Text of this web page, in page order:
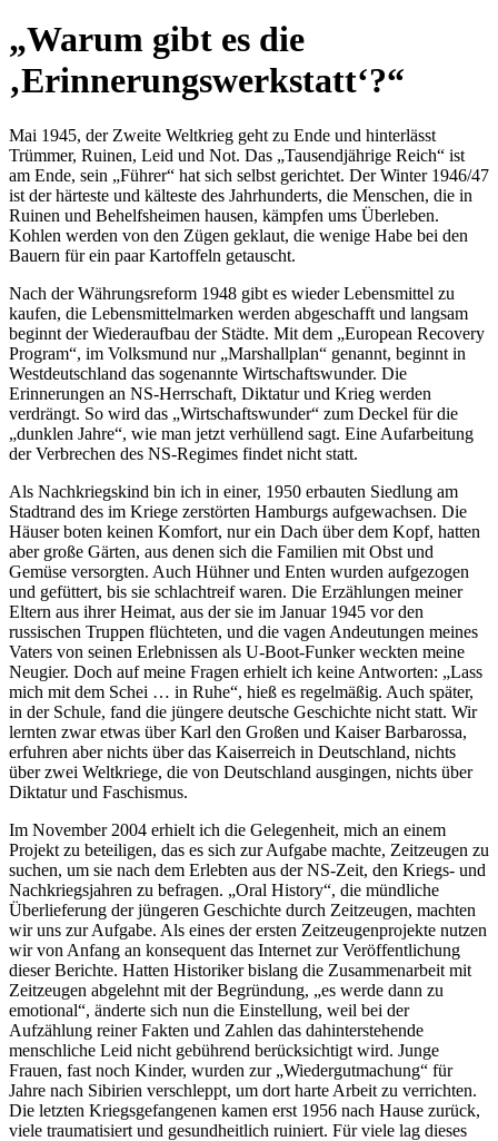
Warum gibt es die
Erinnerungswerkstatt ?
Mai 1945, der Zweite Weltkrieg geht zu Ende und hinterlässt
Trümmer, Ruinen, Leid und Not. Das
Tausendjährige Reich
ist
am Ende, sein
Führer
hat sich selbst gerichtet. Der Winter 1946/47
ist der härteste und kälteste des Jahrhunderts, die Menschen, die in
Ruinen und Behelfsheimen hausen, kämpfen ums Überleben.
Kohlen werden von den Zügen geklaut, die wenige Habe bei den
Bauern für ein paar Kartoffeln getauscht.
Nach der Währungsreform 1948 gibt es wieder Lebensmittel zu
kaufen, die Lebensmittelmarken werden abgeschafft und langsam
beginnt der Wiederaufbau der Städte. Mit dem
European Recovery
Program , im Volksmund nur Marshallplan
genannt, beginnt in
Westdeutschland das sogenannte Wirtschaftswunder. Die
Erinnerungen an NS-Herrschaft, Diktatur und Krieg werden
verdrängt. So wird das
Wirtschaftswunder
zum Deckel für die
dunklen Jahre , wie man jetzt verhüllend sagt. Eine Aufarbeitung
der Verbrechen des NS-Regimes findet nicht statt.
Als Nachkriegskind bin ich in einer, 1950 erbauten Siedlung am
Stadtrand des im Kriege zerstörten Hamburgs aufgewachsen. Die
Häuser boten keinen Komfort, nur ein Dach über dem Kopf, hatten
aber große Gärten, aus denen sich die Familien mit Obst und
Gemüse versorgten. Auch Hühner und Enten wurden aufgezogen
und gefüttert, bis sie schlachtreif waren. Die Erzählungen meiner
Eltern aus ihrer Heimat, aus der sie im Januar 1945 vor den
russischen Truppen flüchteten, und die vagen Andeutungen meines
Vaters von seinen Erlebnissen als U-Boot-Funker weckten meine
Neugier. Doch auf meine Fragen erhielt ich keine Antworten:
Lass
mich mit dem Schei … in Ruhe , hieß es regelmäßig. Auch später,
in der Schule, fand die jüngere deutsche Geschichte nicht statt. Wir
lernten zwar etwas über Karl den Großen und Kaiser Barbarossa,
erfuhren aber nichts über das Kaiserreich in Deutschland, nichts
über zwei Weltkriege, die von Deutschland ausgingen, nichts über
Diktatur und Faschismus.
Im November 2004 erhielt ich die Gelegenheit, mich an einem
Projekt zu beteiligen, das es sich zur Aufgabe machte, Zeitzeugen zu
suchen, um sie nach dem Erlebten aus der NS-Zeit, den Kriegs- und
Nachkriegsjahren zu befragen.
Oral History , die mündliche
Überlieferung der jüngeren Geschichte durch Zeitzeugen, machten
wir uns zur Aufgabe. Als eines der ersten Zeitzeugenprojekte nutzen
wir von Anfang an konsequent das Internet zur Veröffentlichung
dieser Berichte. Hatten Historiker bislang die Zusammenarbeit mit
Zeitzeugen abgelehnt mit der Begründung,
es werde dann zu
emotional , änderte sich nun die Einstellung, weil bei der
Aufzählung reiner Fakten und Zahlen das dahinterstehende
menschliche Leid nicht gebührend berücksichtigt wird. Junge
Frauen, fast noch Kinder, wurden zur Wiedergutmachung
für
Jahre nach Sibirien verschleppt, um dort harte Arbeit zu verrichten.
Die letzten Kriegsgefangenen kamen erst 1956 nach Hause zurück,
viele traumatisiert und gesundheitlich ruiniert. Für viele lag dieses